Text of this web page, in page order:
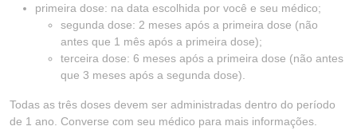
primeira dose: na data escolhida por você e seu médico;
segunda dose: 2 meses após a primeira dose (não
antes que 1 mês após a primeira dose);
terceira dose: 6 meses após a primeira dose (não antes
que 3 meses após a segunda dose).
Todas as três doses devem ser administradas dentro do período
de 1 ano. Converse com seu médico para mais informações.